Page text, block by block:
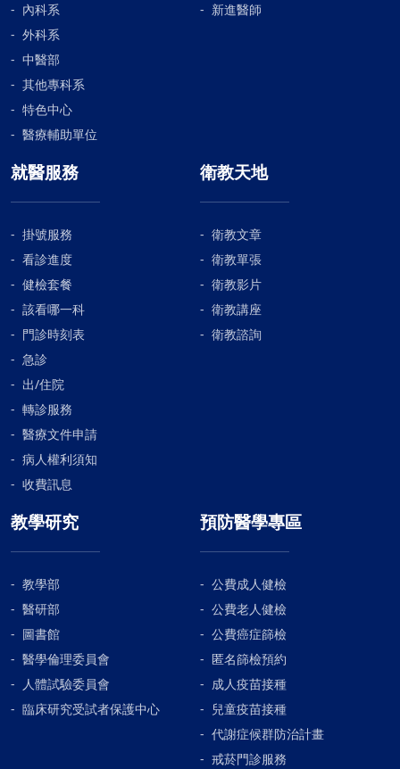
內科系
外科系
中醫部
其他專科系
特色中心
醫療輔助單位
新進醫師
就醫服務
掛號服務
看診進度
健檢套餐
該看哪一科
門診時刻表
急診
出/住院
轉診服務
醫療文件申請
病人權利須知
收費訊息
衛教天地
衛教文章
衛教單張
衛教影片
衛教講座
衛教諮詢
教學研究
教學部
醫研部
圖書館
醫學倫理委員會
人體試驗委員會
臨床研究受試者保護中心
預防醫學專區
公費成人健檢
公費老人健檢
公費癌症篩檢
匿名篩檢預約
成人疫苗接種
兒童疫苗接種
代謝症候群防治計畫
戒菸門診服務